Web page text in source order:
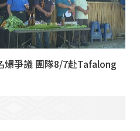
爆爭議 團隊8/7赴Tafalong